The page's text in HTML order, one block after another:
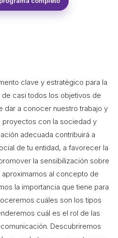
clave y estratégico para la
casi todos los objetivos de
dar a conocer nuestro trabajo y
con la sociedad y
adecuada contribuirá a
de tu entidad, a favorecer la
la sensibilización sobre
al concepto de
la importancia que tiene para
cuáles son los tipos
cuál es el rol de las
Descubriremos
I JOVES
SECTOR